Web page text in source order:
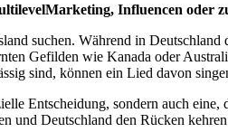
Influencen oder
suchen. Während in
Gefilden wie Kanada oder
sind, können ein Lied davon
Entscheidung, sondern auch
und Deutschland den Rücken